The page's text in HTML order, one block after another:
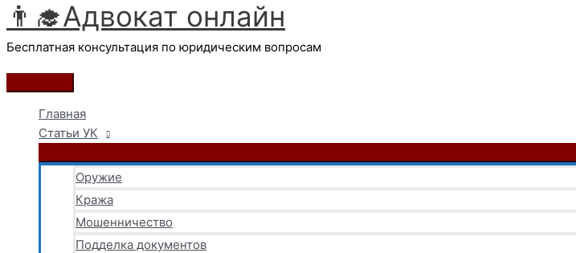
Перейти
к
содержимому
👨‍🎓Адвокат онлайн
Бесплатная консультация по юридическим вопросам
Главное
меню
Главная
Статьи УК
Оружие
Кража
Мошенничество
Подделка документов